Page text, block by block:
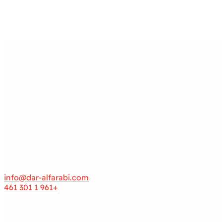
info@dar-alfarabi.com
+961 1 301 461